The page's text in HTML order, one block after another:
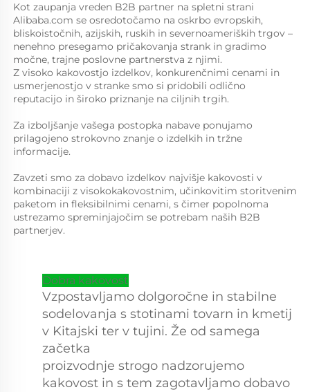
Kot zaupanja vreden B2B partner na spletni strani
Alibaba.com se osredotočamo na oskrbo evropskih,
bliskoistočnih, azijskih, ruskih in severnoameriških trgov –
nenehno presegamo pričakovanja strank in gradimo
močne, trajne poslovne partnerstva z njimi.
Z visoko kakovostjo izdelkov, konkurenčnimi cenami in
usmerjenostjo v stranke smo si pridobili odlično
reputacijo in široko priznanje na ciljnih trgih.
Za izboljšanje vašega postopka nabave ponujamo
prilagojeno strokovno znanje o izdelkih in tržne
informacije.
Zavzeti smo za dobavo izdelkov najvišje kakovosti v
kombinaciji z visokokakovostnim, učinkovitim storitvenim
paketom in fleksibilnimi cenami, s čimer popolnoma
ustrezamo spreminjajočim se potrebam naših B2B
partnerjev.
Dobra kakovost
Vzpostavljamo dolgoročne in stabilne
sodelovanja s stotinami tovarn in kmetij
v Kitajski ter v tujini. Že od samega
začetka
proizvodnje strogo nadzorujemo
kakovost in s tem zagotavljamo dobavo